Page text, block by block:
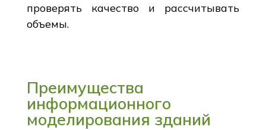
проверять качество и рассчитывать
объемы.
Преимущества
информационного
моделирования зданий